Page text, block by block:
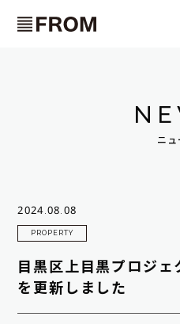
ニュ
2024.08.08
PROPERTY
目黒区上目黒プロジ
を更新しました